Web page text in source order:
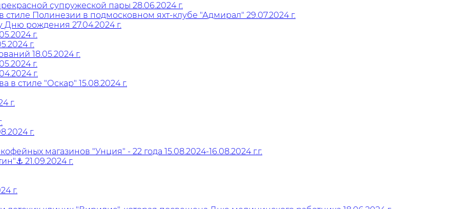
супружеской пары 28.06.2024 г.
Полинезии в подмосковном яхт-клубе "Адмирал" 29.07.2024 г.
Дню рождения 27.04.2024 г.
г.
г.
18.05.2024 г.
г.
г.
в стиле "Оскар" 15.08.2024 г.
г.
г.
магазинов "Унция" - 22 года 15.08.2024-16.08.2024 г.г.
21.09.2024 г.
г.
и получите скидку